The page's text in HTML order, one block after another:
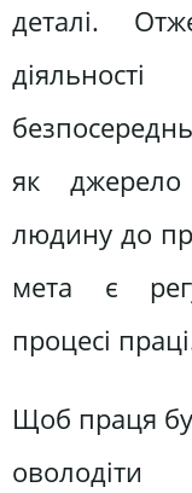
деталі.
як джерело
людину до
мета є
процесі
Щоб праця